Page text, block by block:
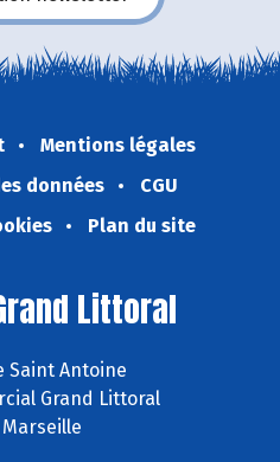
Mentions légales
données
CGU
Plan du site
Littoral
Saint Antoine
Grand Littoral
Marseille